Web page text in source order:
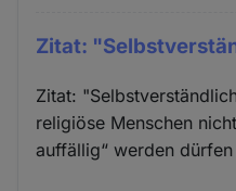
Zitat:
Zitat:
religiöse Menschen
auffällig“ werden